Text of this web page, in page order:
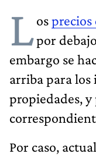
Losprecios
por
embargo se
arriba para
propiedades,
Por caso,